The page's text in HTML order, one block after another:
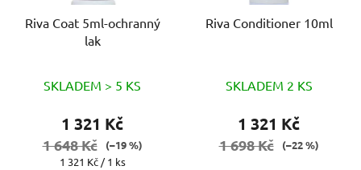
Riva Coat 5ml-ochranný
lak
SKLADEM > 5 KS
1 321 Kč
1 648 Kč
(–19 %)
Měrná
1 321 Kč / 1 ks
Riva Conditioner 10ml
SKLADEM 2 KS
1 321 Kč
1 698 Kč (–22 %)